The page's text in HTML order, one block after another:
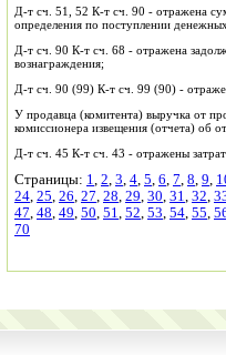
Д-т сч. 51, 52 К-т сч. 90 - отражена
определения по поступлении
Д-т сч. 90 К-т сч. 68 - отражена
вознаграждения;
Д-т сч. 90 (99) К-т сч. 99 (90) -
У продавца (комитента) выручка от
комиссионера извещения (отчета) об
Д-т сч. 45 К-т сч. 43 - отражены
Страницы: 1, 2, 3, 4, 5, 6, 7, 8, 9,
24, 25, 26, 27, 28, 29, 30, 31, 32,
47, 48, 49, 50, 51, 52, 53, 54, 55,
70